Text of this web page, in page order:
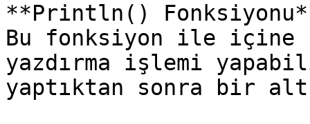
**Println()
Bu fonksiyon ile içine
yazdırma işlemi
yaptıktan sonra bir